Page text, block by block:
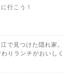
行こう！
で見つけた隠れ家。
りランチがおいしく